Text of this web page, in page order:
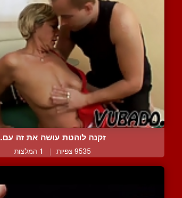
זקנה לוהטת עושה את זה
9535 צפיות | 1 המלצות